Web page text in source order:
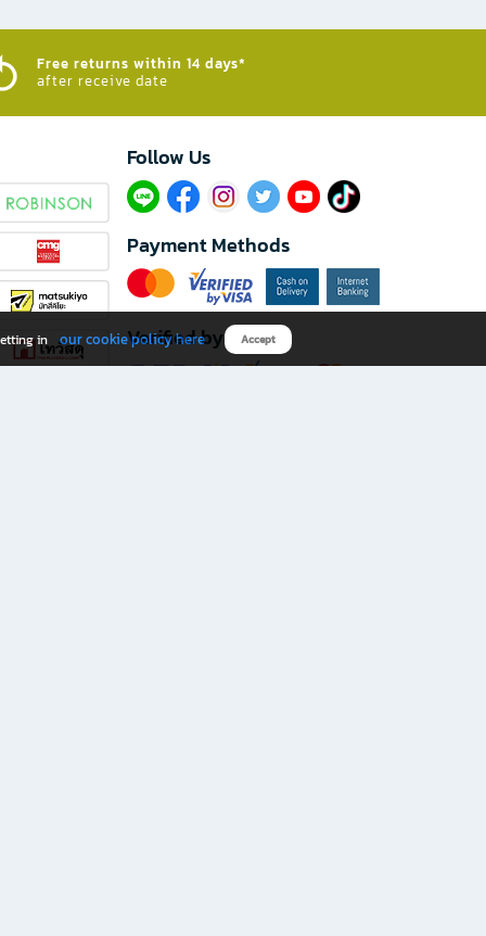
Free returns within 14 days*
after receive date
Follow Us​
Payment Methods
Verified by
in our cookie policy here Accept